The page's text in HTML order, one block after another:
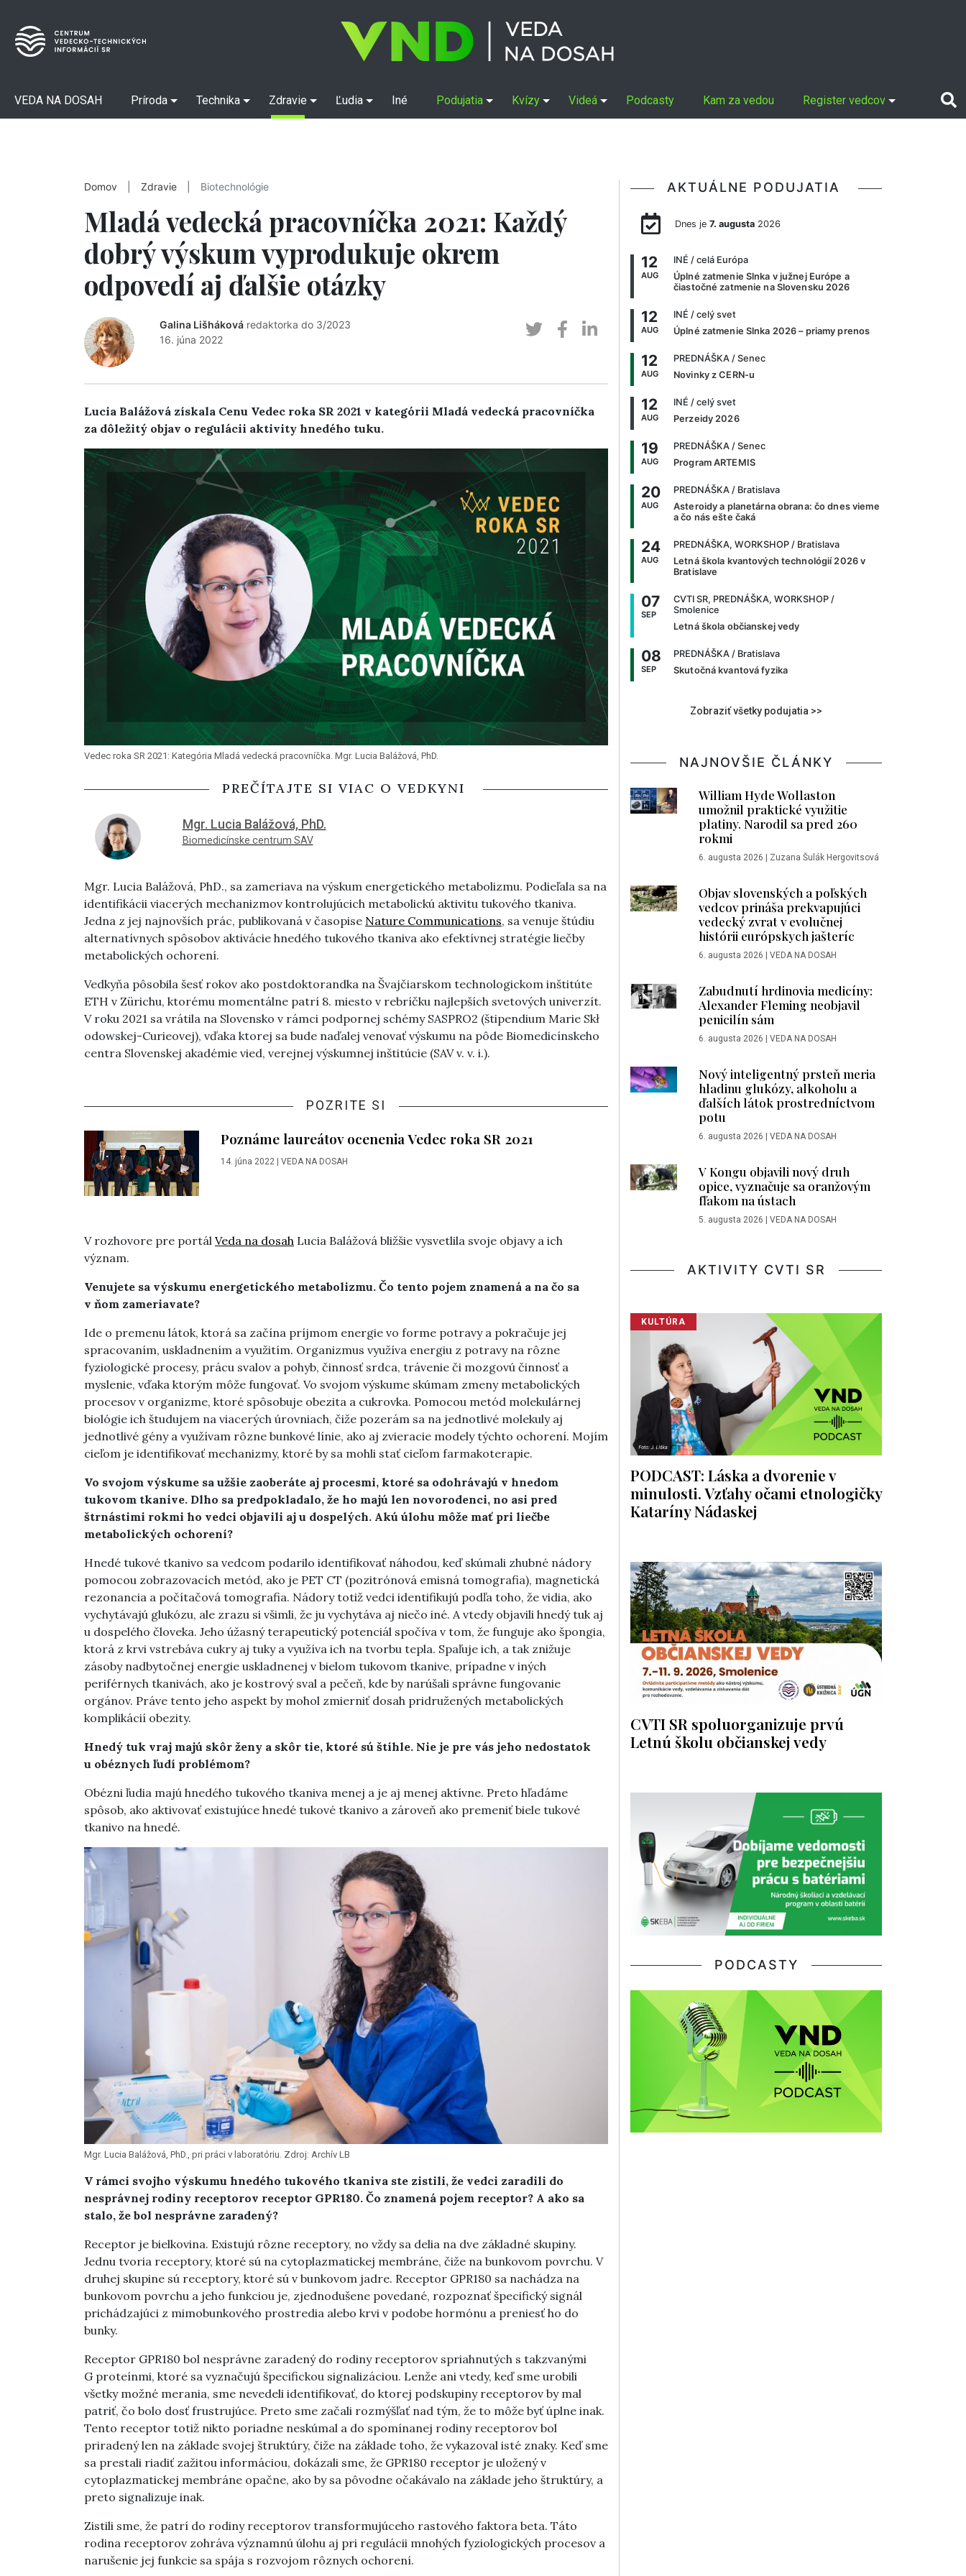
VEDA NA DOSAH Príroda Technika Zdravie Ľudia Iné Podujatia Kvízy Videá Podcasty Kam za vedou Register vedcov
Domov Zdravie Biotechnológie
Mladá vedecká pracovníčka 2021: Každý
dobrý výskum vyprodukuje okrem
odpovedí aj ďalšie otázky
Galina Lišháková redaktorka do 3/2023
16. júna 2022
Lucia Balážová získala Cenu Vedec roka SR 2021 v kategórii Mladá vedecká pracovníčka
za dôležitý objav o regulácii aktivity hnedého tuku.
Vedec roka SR 2021: Kategória Mladá vedecká pracovníčka. Mgr. Lucia Balážová, PhD.
PREČÍTAJTE SI VIAC O VEDKYNI
Mgr. Lucia Balážová, PhD.
Biomedicínske centrum SAV
Mgr. Lucia Balážová, PhD., sa zameriava na výskum energetického metabolizmu. Podieľala sa na
identifikácii viacerých mechanizmov kontrolujúcich metabolickú aktivitu tukového tkaniva.
Jedna z jej najnovších prác, publikovaná v časopise Nature Communications, sa venuje štúdiu
alternatívnych spôsobov aktivácie hnedého tukového tkaniva ako efektívnej stratégie liečby
metabolických ochorení.
Vedkyňa pôsobila šesť rokov ako postdoktorandka na Švajčiarskom technologickom inštitúte
ETH v Zürichu, ktorému momentálne patrí 8. miesto v rebríčku najlepších svetových univerzít.
V roku 2021 sa vrátila na Slovensko v rámci podpornej schémy SASPRO2 (štipendium Marie Skł
odowskej-Curieovej), vďaka ktorej sa bude naďalej venovať výskumu na pôde Biomedicínskeho
centra Slovenskej akadémie vied, verejnej výskumnej inštitúcie (SAV v. v. i.).
POZRITE SI
Poznáme laureátov ocenenia Vedec roka SR 2021
14. júna 2022| VEDA NA DOSAH
V rozhovore pre portál Veda na dosah Lucia Balážová bližšie vysvetlila svoje objavy a ich
význam.
Venujete sa výskumu energetického metabolizmu. Čo tento pojem znamená a na čo sa
v ňom zameriavate?
Ide o premenu látok, ktorá sa začína príjmom energie vo forme potravy a pokračuje jej
spracovaním, uskladnením a využitím. Organizmus využíva energiu z potravy na rôzne
fyziologické procesy, prácu svalov a pohyb, činnosť srdca, trávenie či mozgovú činnosť a
myslenie, vďaka ktorým môže fungovať. Vo svojom výskume skúmam zmeny metabolických
procesov v organizme, ktoré spôsobuje obezita a cukrovka. Pomocou metód molekulárnej
biológie ich študujem na viacerých úrovniach, čiže pozerám sa na jednotlivé molekuly aj
jednotlivé gény a využívam rôzne bunkové línie, ako aj zvieracie modely týchto ochorení. Mojím
cieľom je identifikovať mechanizmy, ktoré by sa mohli stať cieľom farmakoterapie.
Vo svojom výskume sa užšie zaoberáte aj procesmi, ktoré sa odohrávajú v hnedom
tukovom tkanive. Dlho sa predpokladalo, že ho majú len novorodenci, no asi pred
štrnástimi rokmi ho vedci objavili aj u dospelých. Akú úlohu môže mať pri liečbe
metabolických ochorení?
Hnedé tukové tkanivo sa vedcom podarilo identifikovať náhodou, keď skúmali zhubné nádory
pomocou zobrazovacích metód, ako je PET CT (pozitrónová emisná tomografia), magnetická
rezonancia a počítačová tomografia. Nádory totiž vedci identifikujú podľa toho, že vidia, ako
vychytávajú glukózu, ale zrazu si všimli, že ju vychytáva aj niečo iné. A vtedy objavili hnedý tuk aj
u dospelého človeka. Jeho úžasný terapeutický potenciál spočíva v tom, že funguje ako špongia,
ktorá z krvi vstrebáva cukry aj tuky a využíva ich na tvorbu tepla. Spaľuje ich, a tak znižuje
zásoby nadbytočnej energie uskladnenej v bielom tukovom tkanive, prípadne v iných
periférnych tkanivách, ako je kostrový sval a pečeň, kde by narúšali správne fungovanie
orgánov. Práve tento jeho aspekt by mohol zmierniť dosah pridružených metabolických
komplikácií obezity.
Hnedý tuk vraj majú skôr ženy a skôr tie, ktoré sú štíhle. Nie je pre vás jeho nedostatok
u obéznych ľudí problémom?
Obézni ľudia majú hnedého tukového tkaniva menej a je aj menej aktívne. Preto hľadáme
spôsob, ako aktivovať existujúce hnedé tukové tkanivo a zároveň ako premeniť biele tukové
tkanivo na hnedé.
Mgr. Lucia Balážová, PhD., pri práci v laboratóriu. Zdroj: Archív LB
V rámci svojho výskumu hnedého tukového tkaniva ste zistili, že vedci zaradili do
nesprávnej rodiny receptorov receptor GPR180. Čo znamená pojem receptor? A ako sa
stalo, že bol nesprávne zaradený?
Receptor je bielkovina. Existujú rôzne receptory, no vždy sa delia na dve základné skupiny.
Jednu tvoria receptory, ktoré sú na cytoplazmatickej membráne, čiže na bunkovom povrchu. V
druhej skupine sú receptory, ktoré sú v bunkovom jadre. Receptor GPR180 sa nachádza na
bunkovom povrchu a jeho funkciou je, zjednodušene povedané, rozpoznať špecifický signál
prichádzajúci z mimobunkového prostredia alebo krvi v podobe hormónu a preniesť ho do
bunky.
Receptor GPR180 bol nesprávne zaradený do rodiny receptorov spriahnutých s takzvanými
G proteínmi, ktoré sa vyznačujú špecifickou signalizáciou. Lenže ani vtedy, keď sme urobili
všetky možné merania, sme nevedeli identifikovať, do ktorej podskupiny receptorov by mal
patriť, čo bolo dosť frustrujúce. Preto sme začali rozmýšľať nad tým, že to môže byť úplne inak.
Tento receptor totiž nikto poriadne neskúmal a do spomínanej rodiny receptorov bol
priradený len na základe svojej štruktúry, čiže na základe toho, že vykazoval isté znaky. Keď sme
sa prestali riadiť zažitou informáciou, dokázali sme, že GPR180 receptor je uložený v
cytoplazmatickej membráne opačne, ako by sa pôvodne očakávalo na základe jeho štruktúry, a
preto signalizuje inak.
Zistili sme, že patrí do rodiny receptorov transformujúceho rastového faktora beta. Táto
rodina receptorov zohráva významnú úlohu aj pri regulácii mnohých fyziologických procesov a
narušenie jej funkcie sa spája s rozvojom rôznych ochorení.
AKTUÁLNE PODUJATIA
Dnes je 7. augusta2026
12
AUG
INÉ / celá Európa
Úplné zatmenie Slnka v južnej Európe a
čiastočné zatmenie na Slovensku 2026
12
AUG
INÉ / celý svet
Úplné zatmenie Slnka 2026 – priamy prenos
12
AUG
PREDNÁŠKA / Senec
Novinky z CERN-u
12
AUG
INÉ / celý svet
Perzeidy 2026
19
AUG
PREDNÁŠKA / Senec
Program ARTEMIS
20
AUG
PREDNÁŠKA / Bratislava
Asteroidy a planetárna obrana: čo dnes vieme
a čo nás ešte čaká
24
AUG
PREDNÁŠKA, WORKSHOP / Bratislava
Letná škola kvantových technológií 2026 v
Bratislave
07
SEP
CVTI SR, PREDNÁŠKA, WORKSHOP /
Smolenice
Letná škola občianskej vedy
08
SEP
PREDNÁŠKA / Bratislava
Skutočná kvantová fyzika
Zobraziť všetky podujatia >>
NAJNOVŠIE ČLÁNKY
William Hyde Wollaston
umožnil praktické využitie
platiny. Narodil sa pred 260
rokmi
6. augusta 2026 | Zuzana Šulák Hergovitsová
Objav slovenských a poľských
vedcov prináša prekvapujúci
vedecký zvrat v evolučnej
histórii európskych jašteríc
6. augusta 2026 | VEDA NA DOSAH
Zabudnutí hrdinovia medicíny:
Alexander Fleming neobjavil
penicilín sám
6. augusta 2026 | VEDA NA DOSAH
Nový inteligentný prsteň meria
hladinu glukózy, alkoholu a
ďalších látok prostredníctvom
potu
6. augusta 2026 | VEDA NA DOSAH
V Kongu objavili nový druh
opice, vyznačuje sa oranžovým
fľakom na ústach
5. augusta 2026 | VEDA NA DOSAH
AKTIVITY CVTI SR
KULTÚRA
PODCAST: Láska a dvorenie v
minulosti. Vzťahy očami etnologičky
Kataríny Nádaskej
CVTI SR spoluorganizuje prvú
Letnú školu občianskej vedy
PODCASTY